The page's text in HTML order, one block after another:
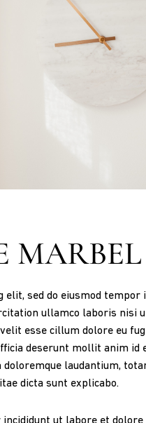
sed do eiusmod
ullamco laboris nisi
esse cillum dolore eu
deserunt mollit anim id
laudantium,
dicta sunt explicabo.
ut labore et